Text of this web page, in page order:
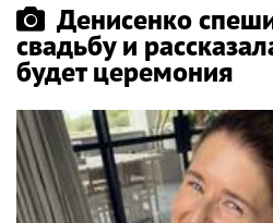
Денисенко
свадьбу и
будет церемония